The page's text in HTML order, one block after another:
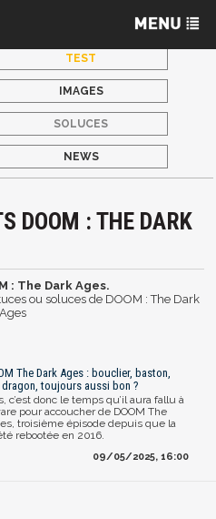
TEST
IMAGES
SOLUCES
NEWS
DOOM : THE DARK
: The Dark Ages.
ou soluces de DOOM : The Dark
Ages
The Dark Ages : bouclier, baston,
toujours aussi bon ?
c’est donc le temps qu’il aura fallu à
pour accoucher de DOOM The
troisième épisode depuis que la
rebootée en 2016.
09/05/2025, 16:00